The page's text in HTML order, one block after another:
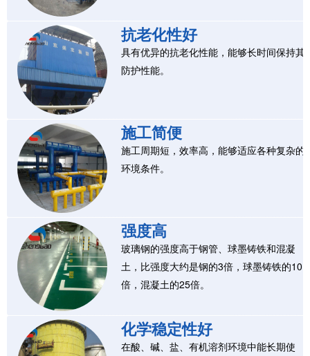
抗老化性好
具有优异的抗老化性能，能够长时间保持其
防护性能。
施工简便
施工周期短，效率高，能够适应各种复杂的
环境条件。
强度高
玻璃钢的强度高于钢管、球墨铸铁和混凝
土，比强度大约是钢的3倍，球墨铸铁的10
倍，混凝土的25倍。
化学稳定性好
在酸、碱、盐、有机溶剂环境中能长期使